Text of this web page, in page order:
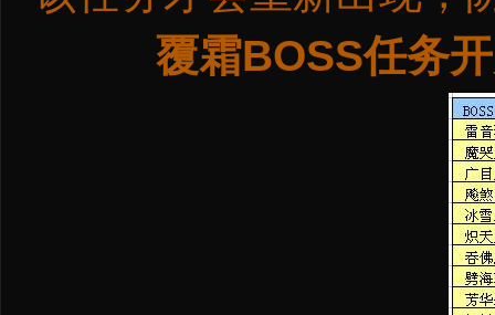
覆霜BOSS任务